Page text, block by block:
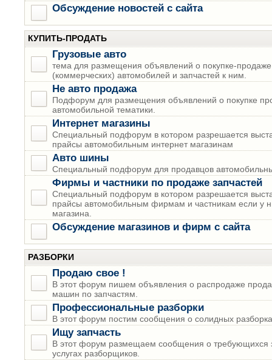
Обсуждение новостей с сайта
КУПИТЬ-ПРОДАТЬ
Грузовые авто
тема для размещения объявлений о покупке-продаже
(коммерческих) автомобилей и запчастей к ним.
Не авто продажа
Подфорум для размещения объявлений о покупке
автомобильной тематики.
Интернет магазины
Специальный подфорум в котором разрешается
прайсы автомобильным интернет магазинам
Авто шины
Специальный подфорум для продавцов
Фирмы и частники по продаже запчастей
Специальный подфорум в котором разрешается
прайсы автомобильным фирмам и частникам если у
магазина.
Обсуждение магазинов и фирм с сайта
РАЗБОРКИ
Продаю свое !
В этот форум пишем объявления о распродаже
машин по запчастям.
Профессиональные разборки
В этот форум постим сообщения о солидных
Ищу запчасть
В этот форум размещаем сообщения о требующихся
услугах разборщиков.